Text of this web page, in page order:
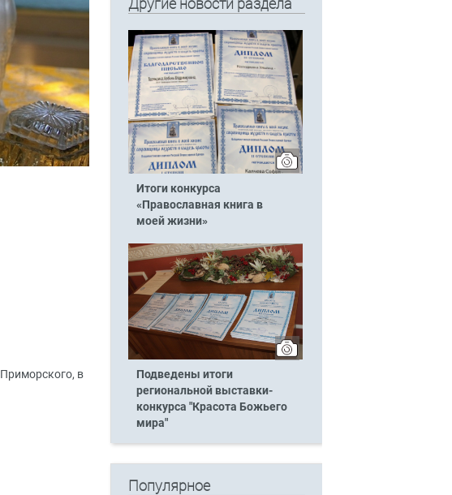
в
Другие новости раздела
Итоги конкурса
«Православная книга в
моей жизни»
Подведены итоги
региональной выставки-
конкурса "Красота Божьего
мира"
Популярное